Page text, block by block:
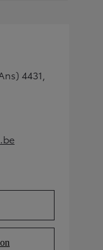
4431,
tab)